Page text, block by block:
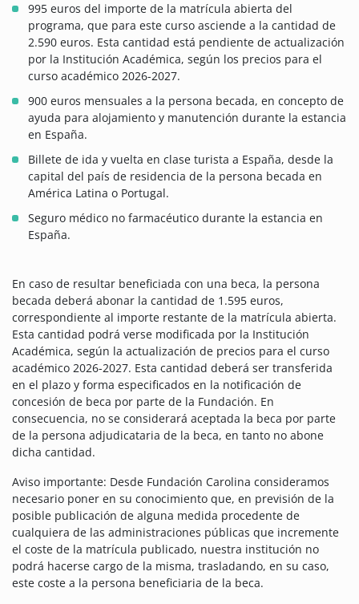
995 euros del importe de la matrícula abierta del
programa, que para este curso asciende a la cantidad de
2.590 euros. Esta cantidad está pendiente de actualización
por la Institución Académica, según los precios para el
curso académico 2026-2027.
900 euros mensuales a la persona becada, en concepto de
ayuda para alojamiento y manutención durante la estancia
en España.
Billete de ida y vuelta en clase turista a España, desde la
capital del país de residencia de la persona becada en
América Latina o Portugal.
Seguro médico no farmacéutico durante la estancia en
España.
En caso de resultar beneficiada con una beca, la persona
becada deberá abonar la cantidad de 1.595 euros,
correspondiente al importe restante de la matrícula abierta.
Esta cantidad podrá verse modificada por la Institución
Académica, según la actualización de precios para el curso
académico 2026-2027. Esta cantidad deberá ser transferida
en el plazo y forma especificados en la notificación de
concesión de beca por parte de la Fundación. En
consecuencia, no se considerará aceptada la beca por parte
de la persona adjudicataria de la beca, en tanto no abone
dicha cantidad.
Aviso importante: Desde Fundación Carolina consideramos
necesario poner en su conocimiento que, en previsión de la
posible publicación de alguna medida procedente de
cualquiera de las administraciones públicas que incremente
el coste de la matrícula publicado, nuestra institución no
podrá hacerse cargo de la misma, trasladando, en su caso,
este coste a la persona beneficiaria de la beca.